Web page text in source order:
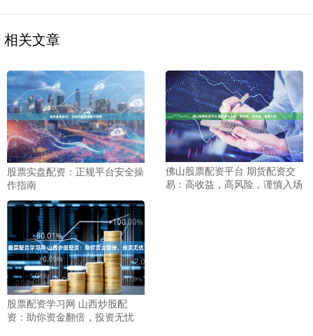
相关文章
股票实盘配资：正规平台安全操
作指南
佛山股票配资平台 期货配资交
易：高收益，高风险，谨慎入场
股票配资学习网 山西炒股配
资：助你资金翻倍，投资无忧